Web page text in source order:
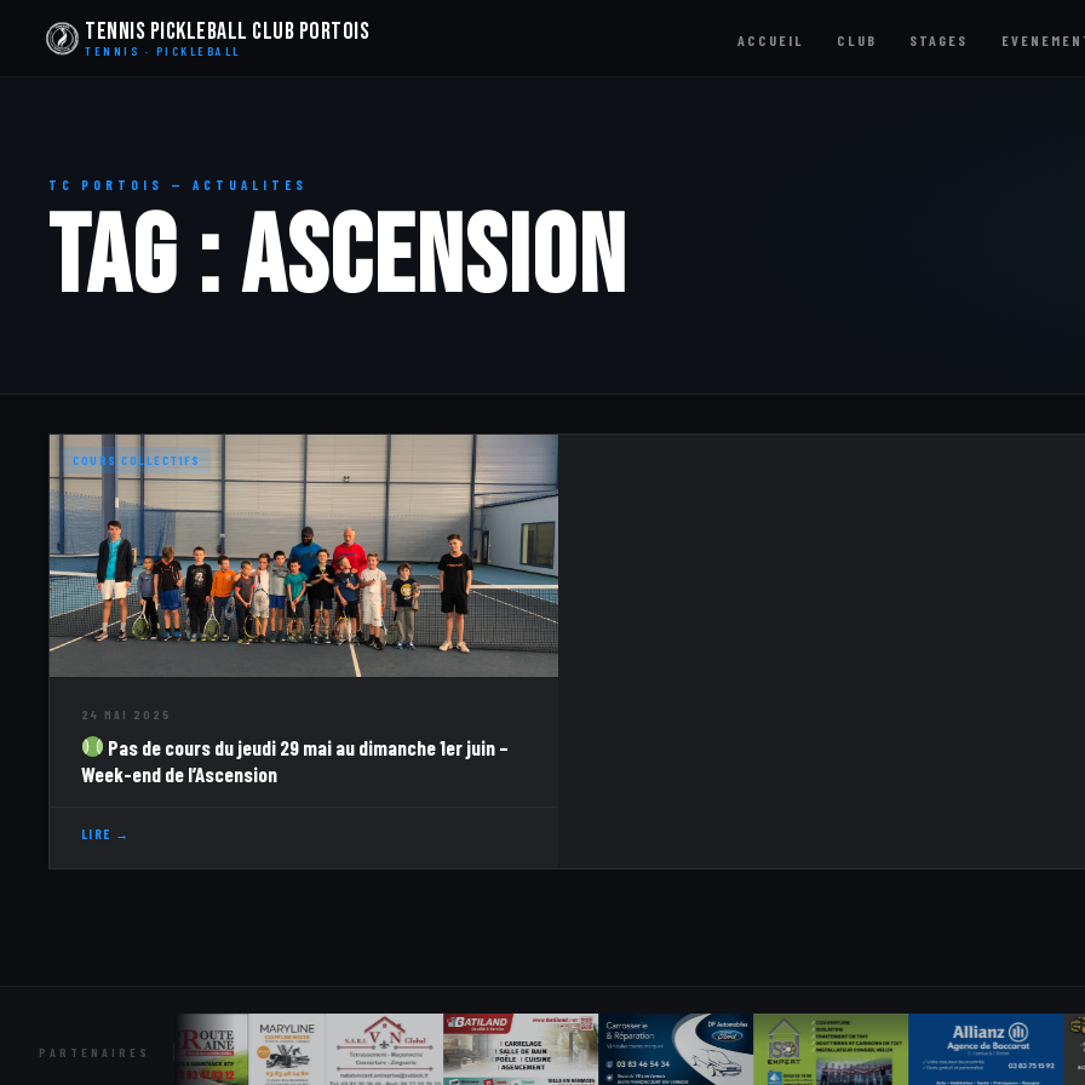
Tennis Pickleball Club Portois
TENNIS · PICKLEBALL
ACCUEIL CLUB STAGES
TC PORTOIS — ACTUALITES
TAG : ascension
COURS COLLECTIFS
24 MAI 2025
Pas de cours du jeudi 29 mai au dimanche 1er juin –
Week-end de l’Ascension
LIRE →
PARTENAIRES